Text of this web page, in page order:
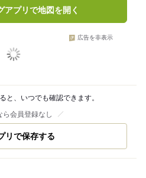
アプリで地図を開く
広告を非表示
と、いつでも確認できます。
ら会員登録なし
リで保存する